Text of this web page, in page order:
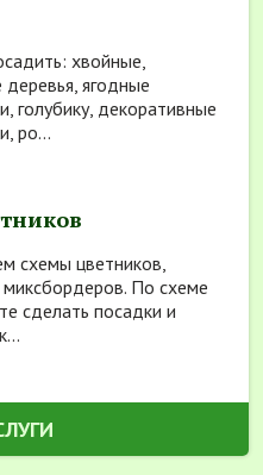
хвойные,
ягодные
голубику, декоративные
ро...
схемы цветников,
миксбордеров. По схеме
сделать посадки и